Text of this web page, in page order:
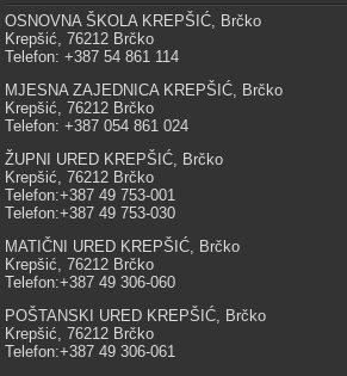
OSNOVNA ŠKOLA KREPŠIĆ, Brčko
Krepšić, 76212 Brčko
Telefon: +387 54 861 114
MJESNA ZAJEDNICA KREPŠIĆ, Brčko
Krepšić, 76212 Brčko
Telefon: +387 054 861 024
ŽUPNI URED KREPŠIĆ, Brčko
Krepšić, 76212 Brčko
Telefon:+387 49 753-001
Telefon:+387 49 753-030
MATIČNI URED KREPŠIĆ, Brčko
Krepšić, 76212 Brčko
Telefon:+387 49 306-060
POŠTANSKI URED KREPŠIĆ, Brčko
Krepšić, 76212 Brčko
Telefon:+387 49 306-061